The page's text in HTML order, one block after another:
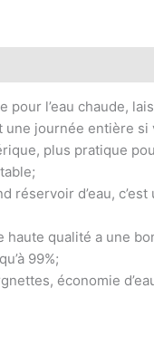
pour l’eau chaude,
une journée entière si
plus pratique
réservoir d’eau,
haute qualité a une
99%;
économie